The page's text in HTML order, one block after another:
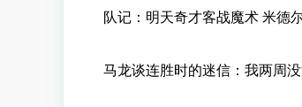
队记：明天奇才客战魔术 米
马龙谈连胜时的迷信：我两